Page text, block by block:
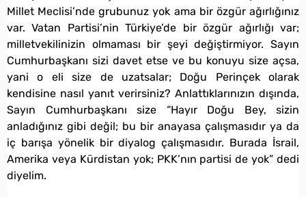
Millet Meclisi’nde grubunuz yok ama bir özgür ağırlığınız
var. Vatan Partisi’nin Türkiye’de bir özgür ağırlığı var;
milletvekilinizin olmaması bir şeyi değiştirmiyor. Sayın
Cumhurbaşkanı sizi davet etse ve bu konuyu size açsa,
yani o eli size de uzatsalar; Doğu Perinçek olarak
kendisine nasıl yanıt verirsiniz? Anlattıklarınızın dışında,
Sayın Cumhurbaşkanı size “Hayır Doğu Bey, sizin
anladığınız gibi değil; bu bir anayasa çalışmasıdır ya da
iç barışa yönelik bir diyalog çalışmasıdır. Burada İsrail,
Amerika veya Kürdistan yok; PKK’nın partisi de yok” dedi
diyelim.